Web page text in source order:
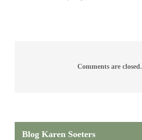
Comments are closed.
Blog Karen Soeters